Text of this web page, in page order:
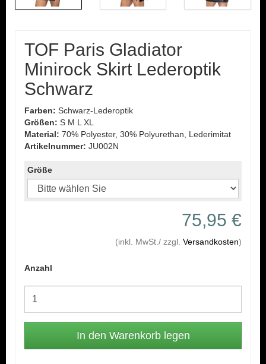
TOF Paris Gladiator
Minirock Skirt Lederoptik
Schwarz
Farben: Schwarz-Lederoptik
Größen: S M L XL
Material: 70% Polyester, 30% Polyurethan, Lederimitat
Artikelnummer: JU002N
Größe
75,95 €
(inkl. MwSt./ zzgl. Versandkosten)
Anzahl